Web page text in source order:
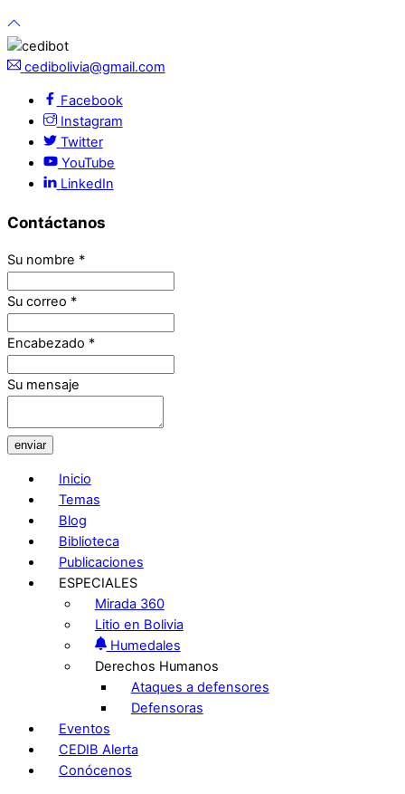
cedibolivia@gmail.com
Facebook
Instagram
Twitter
YouTube
LinkedIn
Contáctanos
Su nombre *
Su correo *
Encabezado *
Su mensaje
enviar
Inicio
Temas
Blog
Biblioteca
Publicaciones
ESPECIALES
Mirada 360
Litio en Bolivia
Humedales
Derechos Humanos
Ataques a defensores
Defensoras
Eventos
CEDIB Alerta
Conócenos